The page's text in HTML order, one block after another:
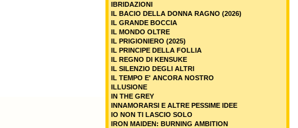
IBRIDAZIONI
IL BACIO DELLA DONNA RAGNO (2026)
IL GRANDE BOCCIA
IL MONDO OLTRE
IL PRIGIONIERO (2025)
IL PRINCIPE DELLA FOLLIA
IL REGNO DI KENSUKE
IL SILENZIO DEGLI ALTRI
IL TEMPO E' ANCORA NOSTRO
ILLUSIONE
IN THE GREY
INNAMORARSI E ALTRE PESSIME IDEE
IO NON TI LASCIO SOLO
IRON MAIDEN: BURNING AMBITION